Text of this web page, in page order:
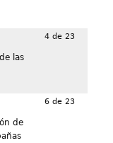
las
4 de 23
de
6 de 23